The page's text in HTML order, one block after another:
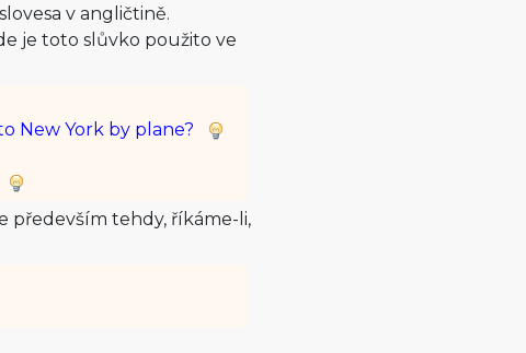
v angličtině.
je toto slůvko použito ve
New York by plane?
především tehdy, říkáme-li,